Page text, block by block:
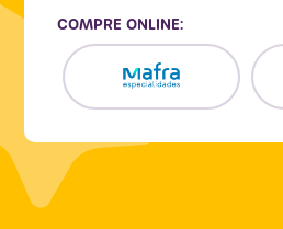
COMPRE ONLINE: